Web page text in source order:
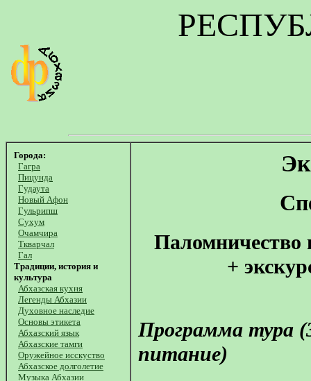
Города:
Гагра
Пицунда
Гудаута
Новый Афон
Гульрипш
Сухум
Очамчира
Ткварчал
Гал
Традиции, история и
культура
Абхазская кухня
Легенды Абхазии
Духовное наследие
Основы этикета
Абхазский язык
Абхазские тамги
Оружейное исскуство
Абхазское долголетие
Музыка Абхазии
Паломничество
+
Программа тура
питание)